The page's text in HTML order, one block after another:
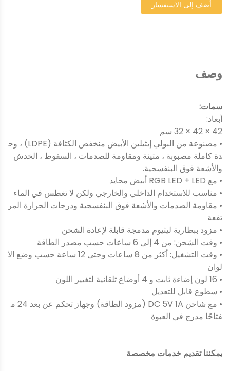
أضف إلى الاستفسار
وصف
سمات:
أبعاد:
42 × 42 × 32 سم
• مصنوعة من البولي إيثيلين الأبيض منخفض الكثافة (LDPE) ، وح
دة كاملة مصبوبة ، متينة ومقاومة للصدمات ، السقوط ، الخدش
والأشعة فوق البنفسجية.
• مع RGB LED + LED أبيض محايد
• مناسب للاستخدام الداخلي والخارجي ولكن لا تغطس في الماء
• مقاومة الصدمات والأشعة فوق البنفسجية ودرجات الحرارة المر
تفعة
• مزود ببطارية ليثيوم مدمجة قابلة لإعادة الشحن
• وقت الشحن: من 4 إلى 6 ساعات حسب مصدر الطاقة
• وقت التشغيل: أكثر من 8 ساعات وحتى 12 ساعة حسب وضع الأ
لوان
• 16 لون إضاءة ثابت و 4 أوضاع تلقائية لتغيير اللون
• سطوع قابل للتعديل
• مع شاحن DC 5V 1A (مزود الطاقة) وجهاز تحكم عن بعد 24 م
فتاحًا مدرج في العبوة
يمكننا تقديم خدمات مخصصة